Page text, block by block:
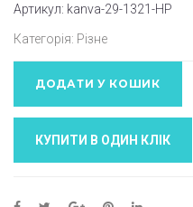
Артикул: kanva-29-1321-НР
Категорія: Різне
ДОДАТИ У КОШИК
КУПИТИ В ОДИН КЛIК